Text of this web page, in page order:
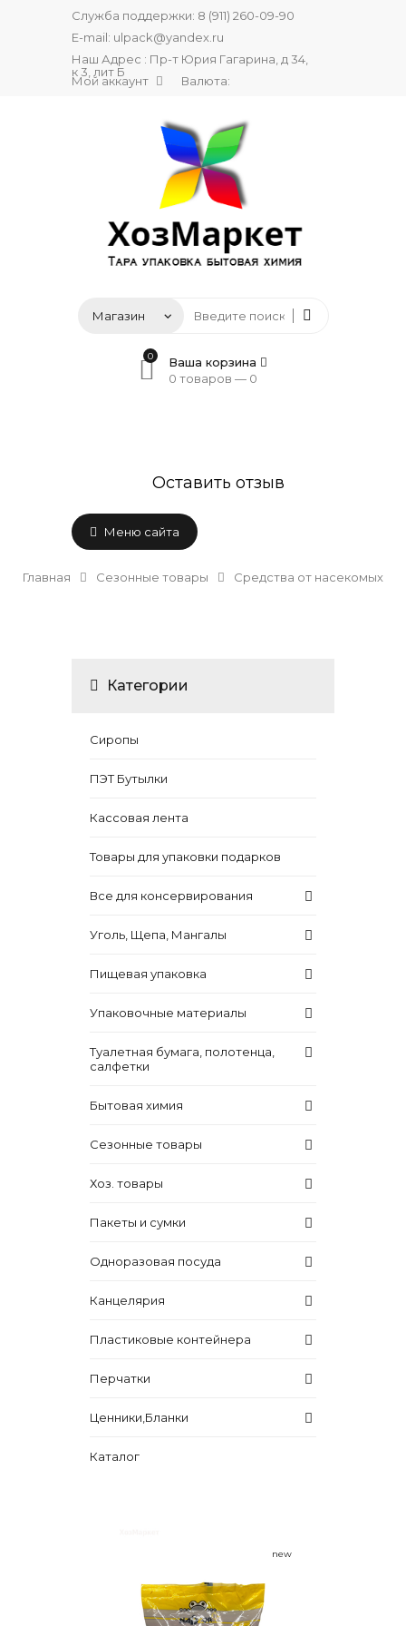
Служба поддержки: 8 (911) 260-09-90
E-mail: ulpack@yandex.ru
Наш Адрес : Пр-т Юрия Гагарина, д 34,
к 3, лит Б
Мой аккаунт Валюта:
0
Ваша корзина
0 товаров — 0
Оставить отзыв
Меню сайта
Главная Сезонные товары Средства от насекомых
Категории
Сиропы
ПЭТ Бутылки
Кассовая лента
Товары для упаковки подарков
Все для консервирования
Уголь, Щепа, Мангалы
Пищевая упаковка
Упаковочные материалы
Туалетная бумага, полотенца,
салфетки
Бытовая химия
Сезонные товары
Хоз. товары
Пакеты и сумки
Одноразовая посуда
Канцелярия
Пластиковые контейнера
Перчатки
Ценники,Бланки
Каталог
new